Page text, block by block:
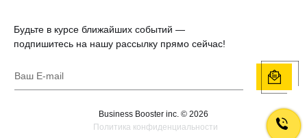
Будьте в курсе ближайших событий —
подпишитесь на нашу рассылку прямо сейчас!
Business Booster inc. © 2026
Политика конфиденциальности